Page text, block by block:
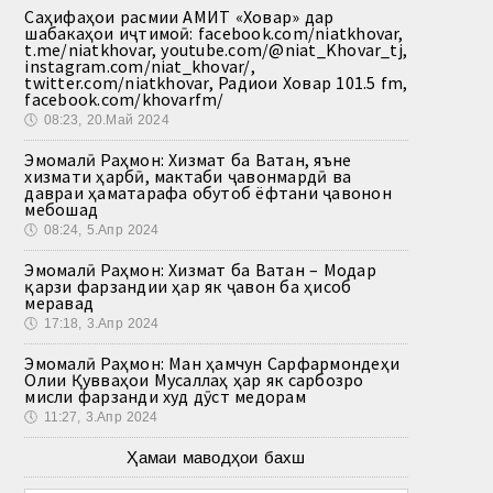
Саҳифаҳои расмии АМИТ «Ховар» дар
шабакаҳои иҷтимоӣ: facebook.com/niatkhovar,
t.me/niatkhovar, youtube.com/@niat_Khovar_tj,
instagram.com/niat_khovar/,
twitter.com/niatkhovar, Радиои Ховар 101.5 fm,
facebook.com/khovarfm/
🕔 08:23, 20.Май 2024
Эмомалӣ Раҳмон: Хизмат ба Ватан, яъне
хизмати ҳарбӣ, мактаби ҷавонмардӣ ва
давраи ҳаматарафа обутоб ёфтани ҷавонон
мебошад
🕔 08:24, 5.Апр 2024
Эмомалӣ Раҳмон: Хизмат ба Ватан – Модар
қарзи фарзандии ҳар як ҷавон ба ҳисоб
меравад
🕔 17:18, 3.Апр 2024
Эмомалӣ Раҳмон: Ман ҳамчун Сарфармондеҳи
Олии Қувваҳои Мусаллаҳ ҳар як сарбозро
мисли фарзанди худ дӯст медорам
🕔 11:27, 3.Апр 2024
Ҳамаи маводҳои бахш